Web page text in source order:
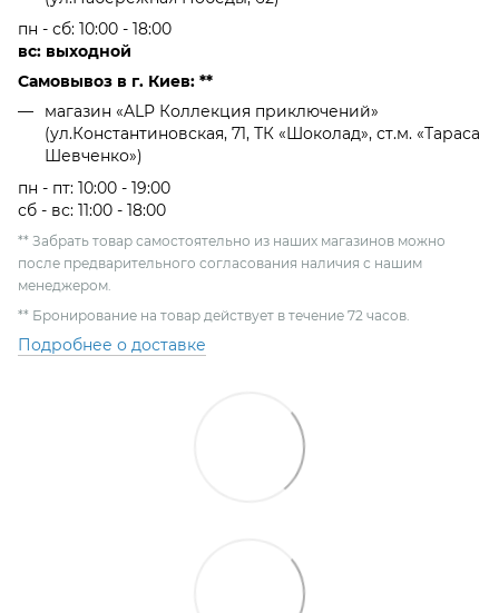
пн - сб: 10:00 - 18:00
вс: выходной
Самовывоз в г. Киев: **
магазин «ALP Коллекция приключений»
(ул.Константиновская, 71, ТК «Шоколад», ст.м. «Тараса
Шевченко»)
пн - пт: 10:00 - 19:00
сб - вс: 11:00 - 18:00
** Забрать товар самостоятельно из наших магазинов можно
после предварительного согласования наличия с нашим
менеджером.
** Бронирование на товар действует в течение 72 часов.
Подробнее о доставке